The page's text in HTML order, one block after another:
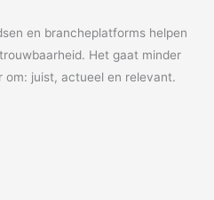
en brancheplatforms helpen
Het gaat minder
om: juist, actueel en relevant.